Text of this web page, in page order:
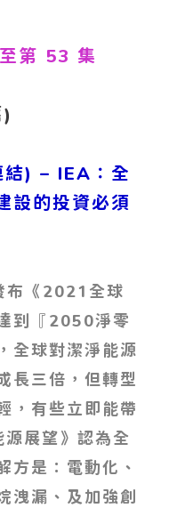
第 53 集
) – IEA：全
設的投資必須
布《2021全球
到『2050淨零
全球對潔淨能源
長三倍，但轉型
，有些立即能帶
展望》認為全
方是：電動化、
洩漏、及加強創